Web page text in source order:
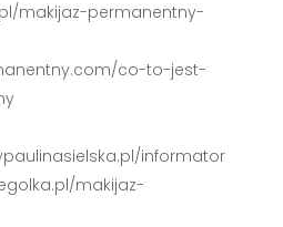
makijaz-permanentny-
co-to-jest-
informator
makijaz-